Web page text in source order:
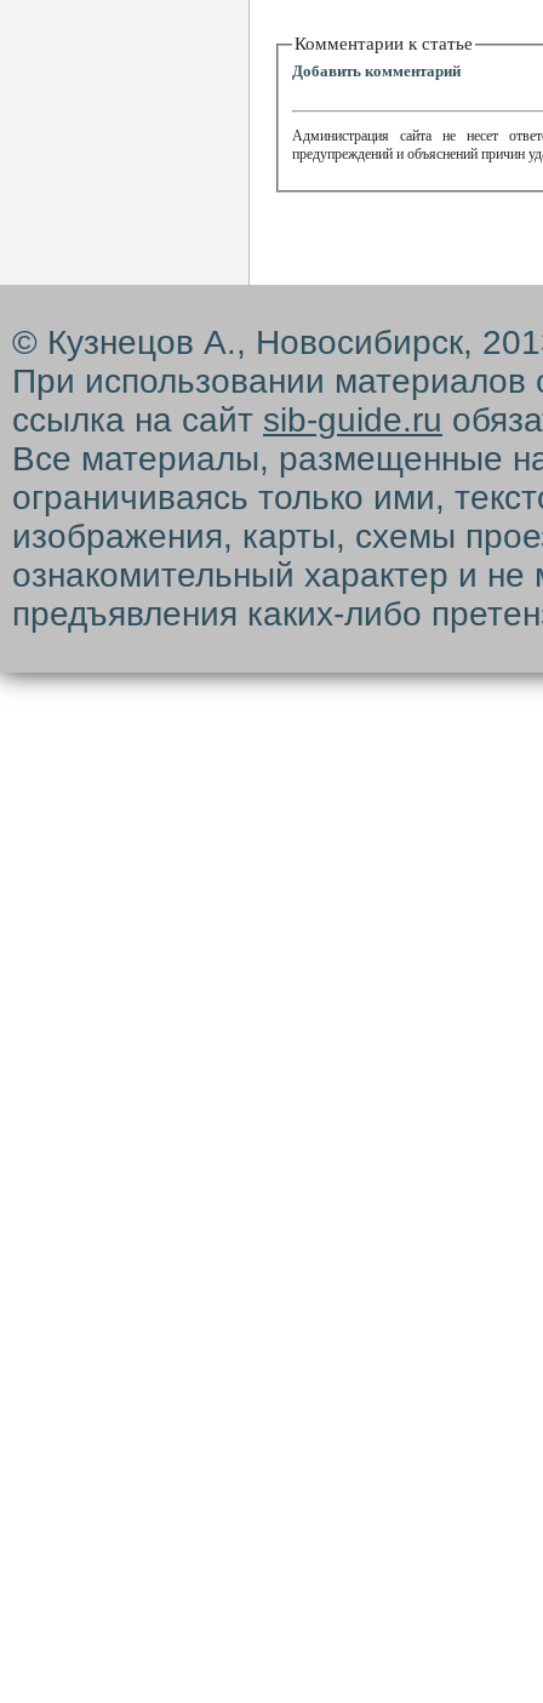
Комментарии к статье
Добавить комментарий
Администрация сайта не несет
предупреждений и объяснений причин
© Кузнецов А., Новосибирск,
При использовании материалов
ссылка на сайт sib-guide.ru
Все материалы, размещенные
ограничиваясь только ими,
изображения, карты, схемы
ознакомительный характер и
предъявления каких-либо